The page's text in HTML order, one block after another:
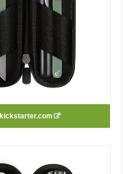
kickstarter.com